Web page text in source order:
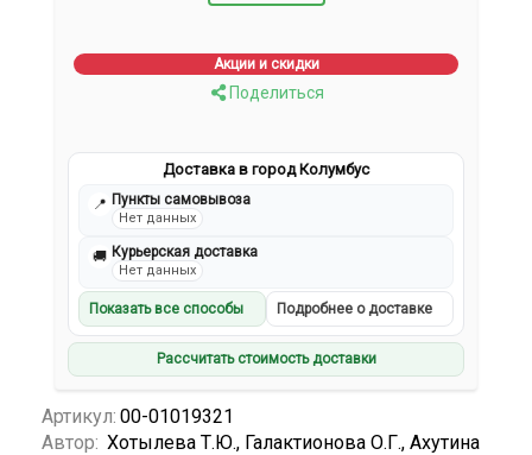
Акции и скидки
Поделиться
Доставка в город Колумбус
📍 Пункты самовывоза
Нет данных
🚚 Курьерская доставка
Нет данных
Показать все способы Подробнее о доставке
Рассчитать стоимость доставки
Артикул: 00-01019321
Автор: Хотылева Т.Ю., Галактионова О.Г., Ахутина